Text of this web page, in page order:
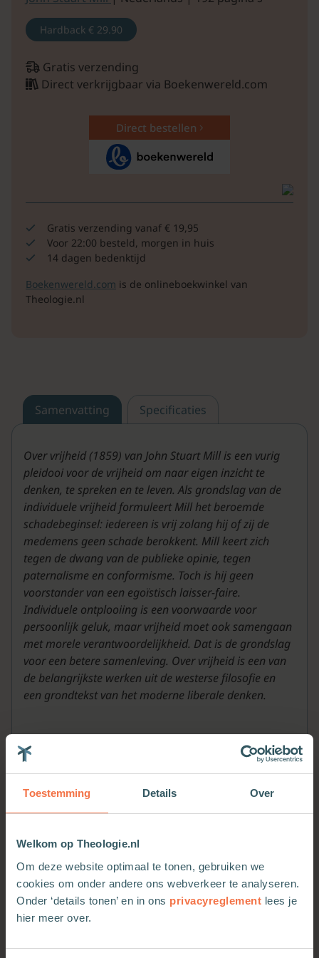
Toestemming Details Over
Welkom op Theologie.nl
Om deze website optimaal te tonen, gebruiken we
cookies om onder andere ons webverkeer te analyseren.
Onder ‘details tonen’ en in ons privacyreglement lees je
hier meer over.
Hardback € 29.90
Gratis verzending
Direct verkrijgbaar via Boekenwereld.com
Direct bestellen
Gratis verzending vanaf € 19,95
Voor 22:00 besteld, morgen in huis
14 dagen bedenktijd
Boekenwereld.com is de onlineboekwinkel van
Theologie.nl
Samenvatting Specificaties
Over vrijheid (1859) van John Stuart Mill is een vurig
pleidooi voor de vrijheid om naar eigen inzicht te
denken, te spreken en te leven. Als grondslag van de
individuele vrijheid formuleert Mill het beroemde
schadebeginsel: iedereen is vrij zolang hij of zij de
medemens geen schade berokkent. Mill keert zich
tegen de dwang van de publieke opinie, tegen
paternalisme en conformisme. Toch is hij geen
voorstander van een egoïstisch laisser-faire.
Individuele ontplooiing is een voorwaarde voor
persoonlijk geluk, maar vrijheid moet ook samengaan
met morele verantwoordelijkheid. Dat is de grondslag
voor een betere samenleving. Over vrijheid is een van
de belangrijkste werken uit de westerse filosofie en
een grondtekst van het moderne liberale denken.
Meer van deze auteur